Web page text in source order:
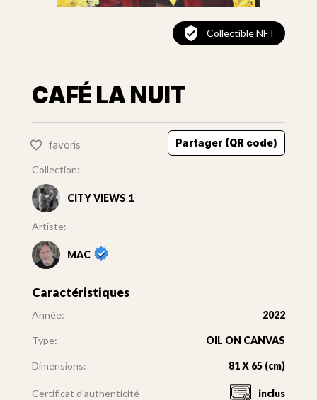
Collectible NFT
CAFÉ LA NUIT
favoris Partager (QR code)
Collection:
CITY VIEWS 1
Artiste:
MAC
Caractéristiques
Année: 2022
Type: OIL ON CANVAS
Dimensions: 81 X 65 (cm)
Certificat d'authenticité inclus